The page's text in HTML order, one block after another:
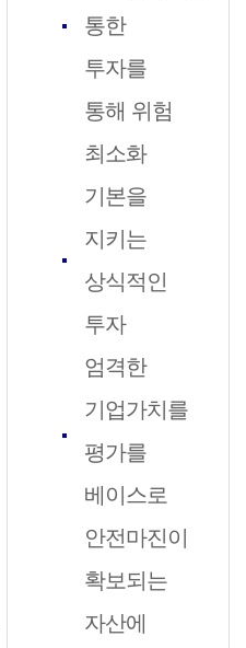
통한
투자를
통해 위험
최소화
기본을
지키는
상식적인
투자
엄격한
기업가치를
평가를
베이스로
안전마진이
확보되는
자산에